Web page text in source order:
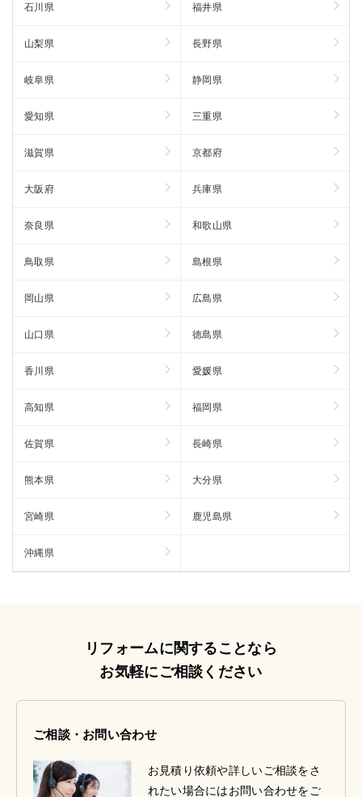
石川県 福井県
山梨県 長野県
岐阜県 静岡県
愛知県 三重県
滋賀県 京都府
大阪府 兵庫県
奈良県 和歌山県
鳥取県 島根県
岡山県 広島県
山口県 徳島県
香川県 愛媛県
高知県 福岡県
佐賀県 長崎県
熊本県 大分県
宮崎県 鹿児島県
沖縄県
リフォームに関することなら
お気軽にご相談ください
ご相談・お問い合わせ
お見積り依頼や詳しいご相談をさ
れたい場合にはお問い合わせをご